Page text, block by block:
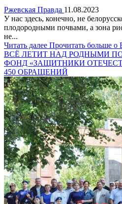
Ржевская Правда 11.08.2023
У нас здесь, конечно, не
плодородными почвами, а зона
не...
Читать далее Прочитать
ВСЁ ЛЕТИТ НАД РОДНЫМИ
ФОНД «ЗАЩИТНИКИ
450 ОБРАЩЕНИЙ